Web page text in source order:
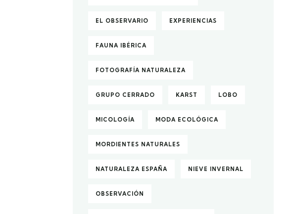
EL OBSERVARIO EXPERIENCIAS
FAUNA IBÉRICA
FOTOGRAFÍA NATURALEZA
GRUPO CERRADO KARST LOBO
MICOLOGÍA MODA ECOLÓGICA
MORDIENTES NATURALES
NATURALEZA ESPAÑA NIEVE INVERNAL
OBSERVACIÓN